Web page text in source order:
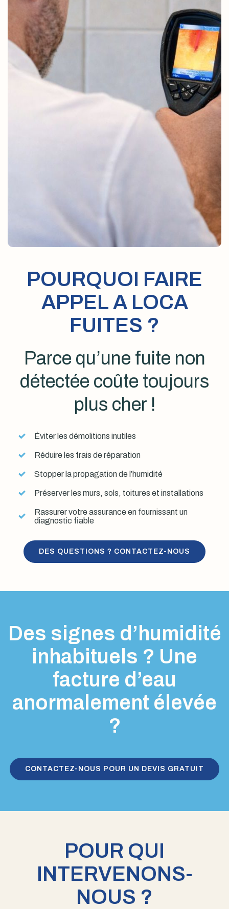
POURQUOI FAIRE
APPEL A LOCA
FUITES ?
Parce qu’une fuite non
détectée coûte toujours
plus cher !
Éviter les démolitions inutiles
Réduire les frais de réparation
Stopper la propagation de l’humidité
Préserver les murs, sols, toitures et installations
Rassurer votre assurance en fournissant un
diagnostic fiable
DES QUESTIONS ? CONTACTEZ-NOUS
Des signes d’humidité
inhabituels ? Une
facture d’eau
anormalement élevée
?
CONTACTEZ-NOUS POUR UN DEVIS GRATUIT
POUR QUI
INTERVENONS-
NOUS ?